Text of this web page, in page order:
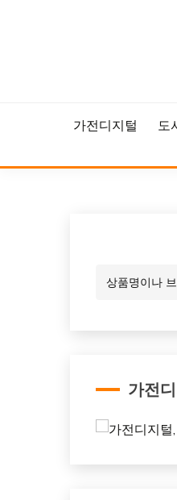
가전디지털 도
가전